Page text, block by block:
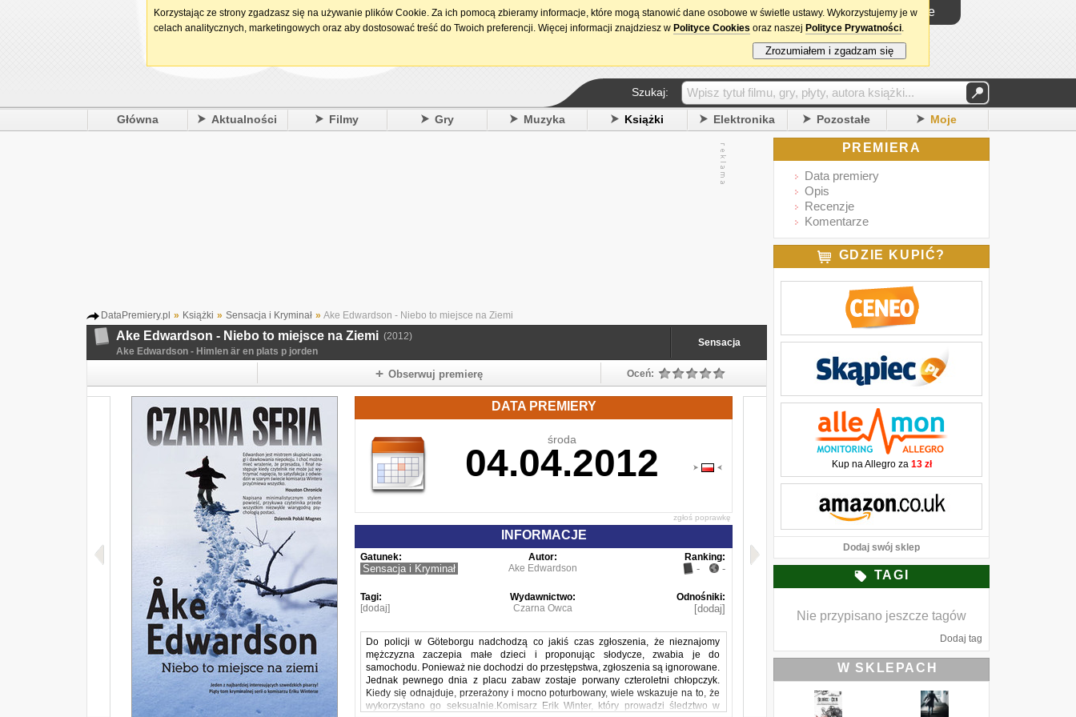
15. urodziny DataPremiery.pl Logowanie
Szukaj:
Główna Aktualności Filmy Gry Muzyka Książki Elektronika Pozostałe Moje
DataPremiery.pl » Książki » Sensacja i Kryminał » Ake Edwardson - Niebo to miejsce na Ziemi
Ake Edwardson - Niebo to miejsce na Ziemi (2012)
Ake Edwardson - Himlen är en plats p jorden
Sensacja
Obserwuj premierę Oceń:
DATA PREMIERY
środa
04.04.2012
zgłoś poprawkę
INFORMACJE
Gatunek:
Sensacja i Kryminał
Autor:
Ake Edwardson
Ranking:
- -
Tagi:
[dodaj]
Wydawnictwo:
Czarna Owca
Odnośniki:
[dodaj]
Do policji w Göteborgu nadchodzą co jakiś czas zgłoszenia, że nieznajomy
mężczyzna zaczepia małe dzieci i proponując słodycze, zwabia je do
samochodu. Ponieważ nie dochodzi do przestępstwa, zgłoszenia są ignorowane.
Jednak pewnego dnia z placu zabaw zostaje porwany czteroletni chłopczyk.
Kiedy się odnajduje, przerażony i mocno poturbowany, wiele wskazuje na to, że
wykorzystano go seksualnie.Komisarz Erik Winter, który prowadzi śledztwo w
PREMIERA
Data premiery
Opis
Recenzje
Komentarze
GDZIE KUPIĆ?
Kup na Allegro za 13 zł
Dodaj swój sklep
TAGI
Nie przypisano jeszcze tagów
Dodaj tag
W SKLEPACH
Korzystając ze strony zgadzasz się na używanie plików Cookie. Za ich pomocą zbieramy informacje, które mogą stanowić dane osobowe w świetle ustawy. Wykorzystujemy je w
celach analitycznych, marketingowych oraz aby dostosować treść do Twoich preferencji. Więcej informacji znajdziesz w Polityce Cookies oraz naszej Polityce Prywatności.
Zrozumiałem i zgadzam się